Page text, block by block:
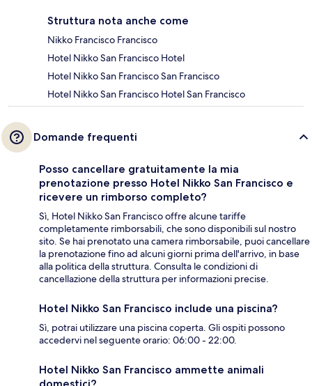
Struttura nota anche come
Nikko Francisco Francisco
Hotel Nikko San Francisco Hotel
Hotel Nikko San Francisco San Francisco
Hotel Nikko San Francisco Hotel San Francisco
Domande frequenti
Posso cancellare gratuitamente la mia
prenotazione presso Hotel Nikko San Francisco e
ricevere un rimborso completo?
Sì, Hotel Nikko San Francisco offre alcune tariffe
completamente rimborsabili, che sono disponibili sul nostro
sito. Se hai prenotato una camera rimborsabile, puoi cancellare
la prenotazione fino ad alcuni giorni prima dell'arrivo, in base
alla politica della struttura. Consulta le condizioni di
cancellazione della struttura per informazioni precise.
Hotel Nikko San Francisco include una piscina?
Sì, potrai utilizzare una piscina coperta. Gli ospiti possono
accedervi nel seguente orario: 06:00 - 22:00.
Hotel Nikko San Francisco ammette animali